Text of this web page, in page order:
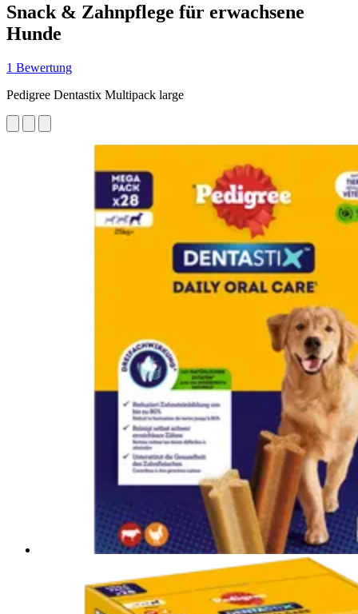
Snack & Zahnpflege für erwachsene
Hunde
1 Bewertung
Pedigree Dentastix Multipack large